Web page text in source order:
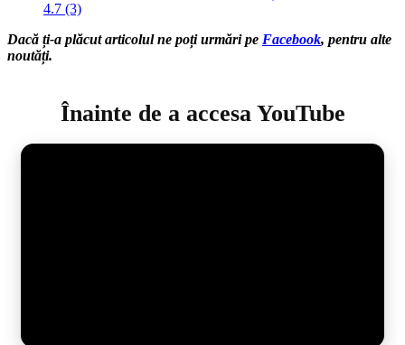
4.7 (3)
Dacă ți-a plăcut articolul ne poți urmări pe Facebook, pentru alte
noutăți.
Înainte de a accesa YouTube